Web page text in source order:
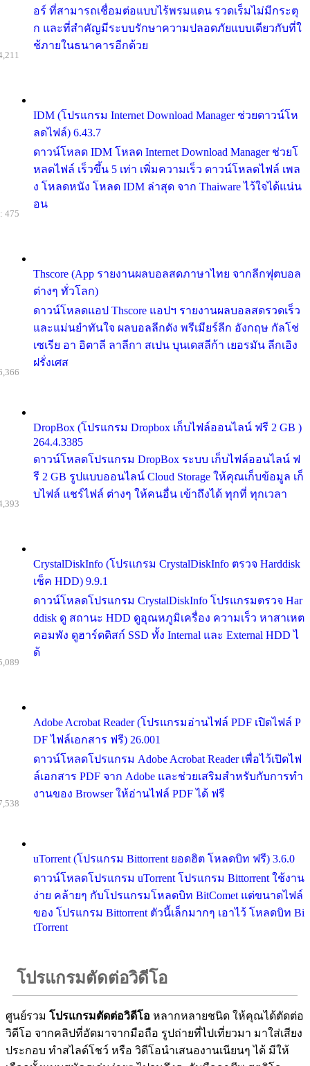
อร์ ที่สามารถเชื่อมต่อแบบไร้พรมแดน รวดเร็มไม่มีกระตุ
ก และที่สำคัญมีระบบรักษาความปลอดภัยแบบเดียวกับที่ใ
ช้ภายในธนาคารอีกด้วย
IDM (โปรแกรม Internet Download Manager ช่วยดาวน์โห
ลดไฟล์) 6.43.7
ดาวน์โหลด IDM โหลด Internet Download Manager ช่วยโ
หลดไฟล์ เร็วขึ้น 5 เท่า เพิ่มความเร็ว ดาวน์โหลดไฟล์ เพล
ง โหลดหนัง โหลด IDM ล่าสุด จาก Thaiware ไว้ใจได้แน่น
อน
Thscore (App รายงานผลบอลสดภาษาไทย จากลีกฟุตบอล
ต่างๆ ทั่วโลก)
ดาวน์โหลดแอป Thscore แอปฯ รายงานผลบอลสดรวดเร็ว
และแม่นยำทันใจ ผลบอลลีกดัง พรีเมียร์ลีก อังกฤษ กัลโช่
เซเรีย อา อิตาลี ลาลีกา สเปน บุนเดสลีก้า เยอรมัน ลีกเอิง
ฝรั่งเศส
475
DropBox (โปรแกรม Dropbox เก็บไฟล์ออนไลน์ ฟรี 2 GB )
264.4.3385
ดาวน์โหลดโปรแกรม DropBox ระบบ เก็บไฟล์ออนไลน์ ฟ
รี 2 GB รูปแบบออนไลน์ Cloud Storage ให้คุณเก็บข้อมูล เก็
บไฟล์ แชร์ไฟล์ ต่างๆ ให้คนอื่น เข้าถึงได้ ทุกที่ ทุกเวลา
CrystalDiskInfo (โปรแกรม CrystalDiskInfo ตรวจ Harddisk
เช็ค HDD) 9.9.1
ดาวน์โหลดโปรแกรม CrystalDiskInfo โปรแกรมตรวจ Har
ddisk ดู สถานะ HDD ดูอุณหภูมิเครื่อง ความเร็ว หาสาเหต
คอมพัง ดูฮาร์ดดิสก์ SSD ทั้ง Internal และ External HDD ไ
ด้
Adobe Acrobat Reader (โปรแกรมอ่านไฟล์ PDF เปิดไฟล์ P
DF ไฟล์เอกสาร ฟรี) 26.001
ดาวน์โหลดโปรแกรม Adobe Acrobat Reader เพื่อไว้เปิดไฟ
ล์เอกสาร PDF จาก Adobe และช่วยเสริมสำหรับกับการทำ
งานของ Browser ให้อ่านไฟล์ PDF ได้ ฟรี
uTorrent (โปรแกรม Bittorrent ยอดฮิต โหลดบิท ฟรี) 3.6.0
ดาวน์โหลดโปรแกรม uTorrent โปรแกรม Bittorrent ใช้งาน
ง่าย คล้ายๆ กับโปรแกรมโหลดบิท BitComet แต่ขนาดไฟล์
ของ โปรแกรม Bittorrent ตัวนี้เล็กมากๆ เอาไว้ โหลดบิท Bi
tTorrent
โปรแกรมตัดต่อวิดีโอ
ศูนย์รวม โปรแกรมตัดต่อวิดีโอ หลากหลายชนิด ให้คุณได้ตัดต่อ
วิดีโอ จากคลิปที่อัดมาจากมือถือ รูปถ่ายที่ไปเที่ยวมา มาใส่เสียง
ประกอบ ทำสไลด์โชว์ หรือ วิดีโอนำเสนองานเนียนๆ ได้ มีให้